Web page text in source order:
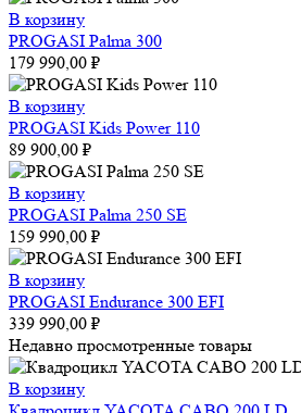
В корзину
PROGASI Palma 300
179 990,00 ₽
В корзину
PROGASI Kids Power 110
89 900,00 ₽
В корзину
PROGASI Palma 250 SE
159 990,00 ₽
В корзину
PROGASI Endurance 300 EFI
339 990,00 ₽
Недавно просмотренные товары
В корзину